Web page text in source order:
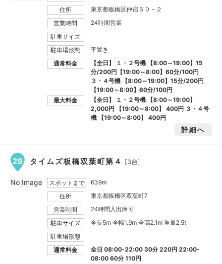
住所
東京都板橋区仲宿５０－２
営業時間
24時間営業
駐車サイズ
駐車場形態
平置き
通常料金
【全日】 １・２号機 【8:00～19:00】15
分/200円【19:00～8:00】60分/100円
３・４号機 【8:00～19:00】15分/200円
【19:00～8:00】60分/100円
最大料金
【全日】 １・２号機 【8:00～19:00】
2,000円
【19:00～8:00】400円 ３・４号
機 【19:00～8:00】400円
詳細へ
29 タイムズ板橋双葉町第４ [3台]
スポットまで
639m
住所
東京都板橋区双葉町7
営業時間
24時間入出庫可
駐車サイズ
全長5m 全幅1.9m 全高2.1m 重量2.5t
駐車場形態
通常料金
全日 08:00-22:00 30分 220円 22:00-
08:00 60分 110円
No Image